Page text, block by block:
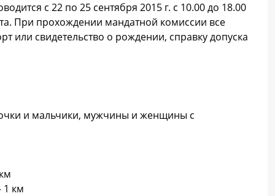
с 22 по 25 сентября 2015 г. с 10.00 до 18.00
При прохождении мандатной комиссии все
или свидетельство о рождении, справку допуска
и мальчики, мужчины и женщины с
1 км